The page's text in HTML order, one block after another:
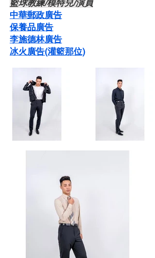
​籃球教練/模特兒/演員
中華郵政廣告
保養品廣告
李施德林廣告
冰火廣告(灌籃那位)